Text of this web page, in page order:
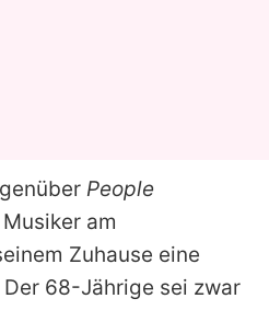
People
am
Zuhause eine
68-Jährige sei zwar